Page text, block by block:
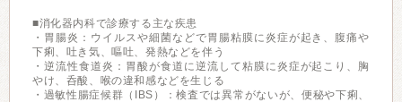
■消化器内科で診療する主な疾患
・胃腸炎：ウイルスや細菌などで胃腸粘膜に炎症が起き、腹痛や
下痢、吐き気、嘔吐、発熱などを伴う
・逆流性食道炎：胃酸が食道に逆流して粘膜に炎症が起こり、胸
やけ、呑酸、喉の違和感などを生じる
・過敏性腸症候群（IBS）：検査では異常がないが、便秘や下痢、